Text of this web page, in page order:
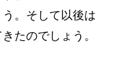
。そして以後は
たのでしょう。